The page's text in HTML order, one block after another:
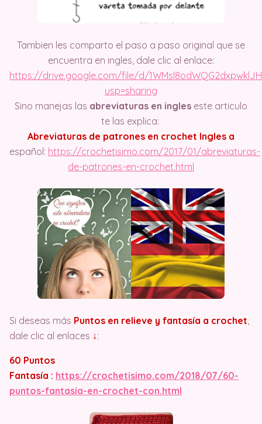
Tambien les comparto el paso a paso original que se
encuentra en ingles, dale clic al enlace:
https://drive.google.com/file/d/
usp=sharing
Sino manejas las abreviaturas en ingles este articulo
te las explica:
Abreviaturas de patrones en crochet Ingles a
español: https://crochetisimo.com/2017/01/abreviaturas-
de-patrones-en-crochet.html
Si deseas más Puntos en relieve y fantasía a crochet
dale clic al enlaces ↓:
60 Puntos
Fantasía : https://crochetisimo.com/2018/07/60-
puntos-fantasia-en-crochet-con.html